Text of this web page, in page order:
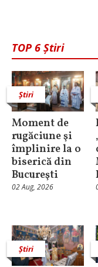
TOP 6 Știri
Știri
Moment de
rugăciune şi
împlinire la o
biserică din
Bucureşti
02 Aug, 2026
Știri